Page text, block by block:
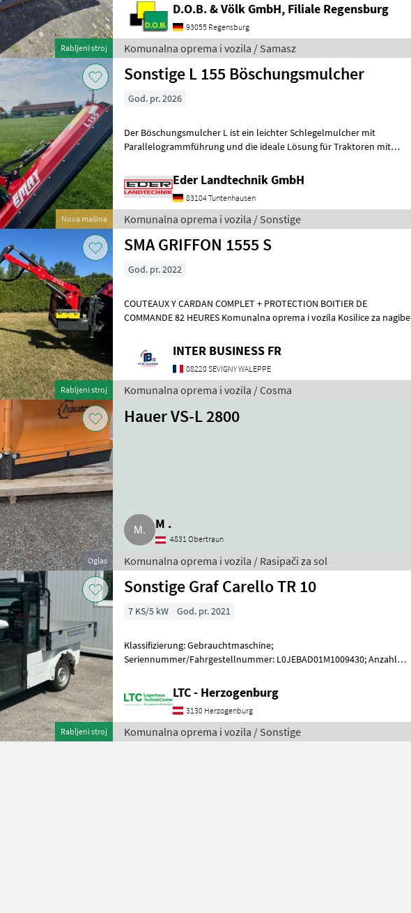
Rabljeni stroj
D.O.B. & Völk GmbH, Filiale Regensburg
93055 Regensburg
Komunalna oprema i vozila / Samasz
Nova mašina
Sonstige L 155 Böschungsmulcher
God. pr. 2026
Der Böschungsmulcher L ist ein leichter Schlegelmulcher mit
Parallelogrammführung und die ideale Lösung für Traktoren mit
Eder Landtechnik GmbH
83104 Tuntenhausen
Komunalna oprema i vozila / Sonstige
Rabljeni stroj
SMA GRIFFON 1555 S
God. pr. 2022
COUTEAUX Y CARDAN COMPLET + PROTECTION BOITIER DE
COMMANDE 82 HEURES Komunalna oprema i vozila Kosilice za nagibe
INTER BUSINESS FR
08220 SEVIGNY WALEPPE
Komunalna oprema i vozila / Cosma
Oglas
Hauer VS-L 2800
M .
4831 Obertraun
Komunalna oprema i vozila / Rasipači za sol
Rabljeni stroj
Sonstige Graf Carello TR 10
7 KS/5 kW God. pr. 2021
Klassifizierung: Gebrauchtmaschine;
Seriennummer/Fahrgestellnummer: L0JEBAD01M1009430; Anzahl
StraßenzulaLTC - Herzogenburg
3130 Herzogenburg
Komunalna oprema i vozila / Sonstige